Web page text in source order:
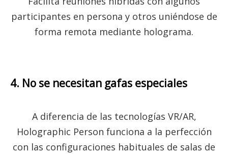
participantes en persona y otros uniéndose de
forma remota mediante holograma.
4. No se necesitan gafas especiales
A diferencia de las tecnologías VR/AR,
Holographic Person funciona a la perfección
con las configuraciones habituales de salas de